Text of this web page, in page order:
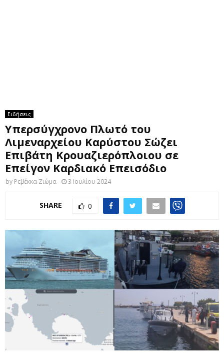
Ειδήσεις
Υπερσύγχρονο Πλωτό του
Λιμεναρχείου Καρύστου Σώζει
Επιβάτη Κρουαζιερόπλοιου σε
Επείγον Καρδιακό Επεισόδιο
by Ρεβέκκα Ζιώμα 3 Ιουλίου 2024
SHARE 0